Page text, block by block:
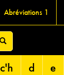
Abréviations 1
c'h d
e